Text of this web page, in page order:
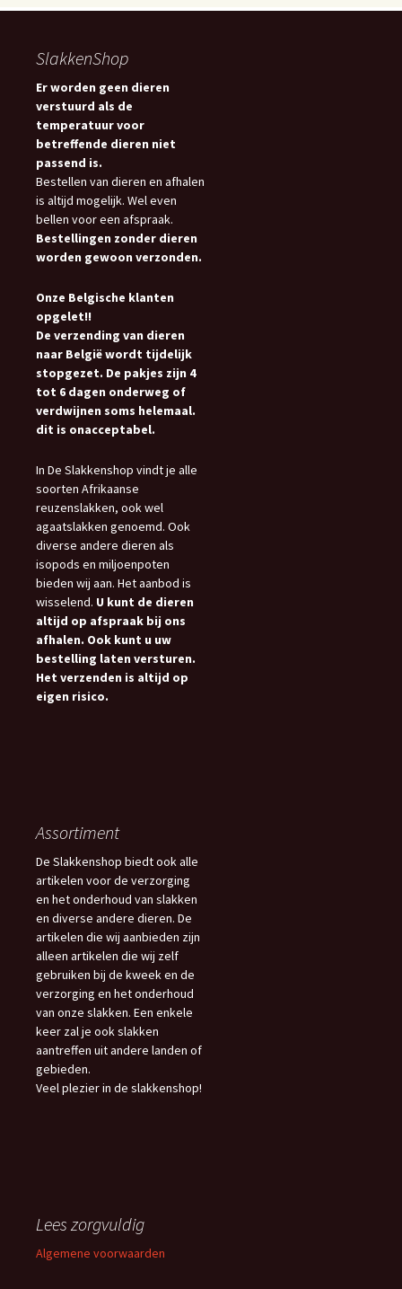
SlakkenShop
Er worden geen dieren
verstuurd als de
temperatuur voor
betreffende dieren niet
passend is.
Bestellen van dieren en afhalen
is altijd mogelijk. Wel even
bellen voor een afspraak.
Bestellingen zonder dieren
worden gewoon verzonden.
Onze Belgische klanten
opgelet!!
De verzending van dieren
naar België wordt tijdelijk
stopgezet. De pakjes zijn 4
tot 6 dagen onderweg of
verdwijnen soms helemaal.
dit is onacceptabel.
In De Slakkenshop vindt je alle
soorten Afrikaanse
reuzenslakken, ook wel
agaatslakken genoemd. Ook
diverse andere dieren als
isopods en miljoenpoten
bieden wij aan. Het aanbod is
wisselend. U kunt de dieren
altijd op afspraak bij ons
afhalen. Ook kunt u uw
bestelling laten versturen.
Het verzenden is altijd op
eigen risico.
Assortiment
De Slakkenshop biedt ook alle
artikelen voor de verzorging
en het onderhoud van slakken
en diverse andere dieren. De
artikelen die wij aanbieden zijn
alleen artikelen die wij zelf
gebruiken bij de kweek en de
verzorging en het onderhoud
van onze slakken. Een enkele
keer zal je ook slakken
aantreffen uit andere landen of
gebieden.
Veel plezier in de slakkenshop!
Lees zorgvuldig
Algemene voorwaarden